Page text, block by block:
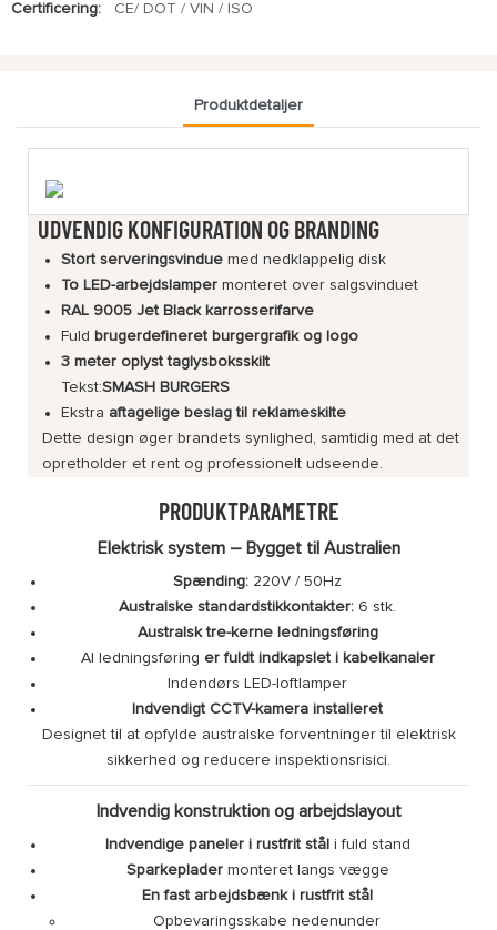
Certificering: CE/ DOT / VIN / ISO
Produktdetaljer
UDVENDIG KONFIGURATION OG BRANDING
Stort serveringsvindue med nedklappelig disk
To LED-arbejdslamper monteret over salgsvinduet
RAL 9005 Jet Black karrosserifarve
Fuld brugerdefineret burgergrafik og logo
3 meter oplyst taglysboksskilt
Tekst:SMASH BURGERS
Ekstra aftagelige beslag til reklameskilte
Dette design øger brandets synlighed, samtidig med at det
opretholder et rent og professionelt udseende.
PRODUKTPARAMETRE
Elektrisk system – Bygget til Australien
Spænding: 220V / 50Hz
Australske standardstikkontakter: 6 stk.
Australsk tre-kerne ledningsføring
Al ledningsføring er fuldt indkapslet i kabelkanaler
Indendørs LED-loftlamper
Indvendigt CCTV-kamera installeret
Designet til at opfylde australske forventninger til elektrisk
sikkerhed og reducere inspektionsrisici.
Indvendig konstruktion og arbejdslayout
Indvendige paneler i rustfrit ståli fuld stand
Sparkepladermonteret langs vægge
En fast arbejdsbænk i rustfrit stål
Opbevaringsskabe nedenunder